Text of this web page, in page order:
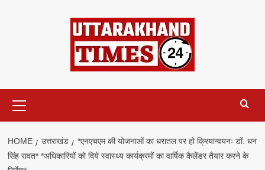
Menu
HOME उत्तराखंड
*एनएचएम की योजनाओं का धरातल पर हो क्रियान्वयनः डॉ. धन
सिंह रावत* *अधिकारियों को दिये स्वास्थ्य कार्यक्रमों का वार्षिक कैलेंडर तैयार करने के